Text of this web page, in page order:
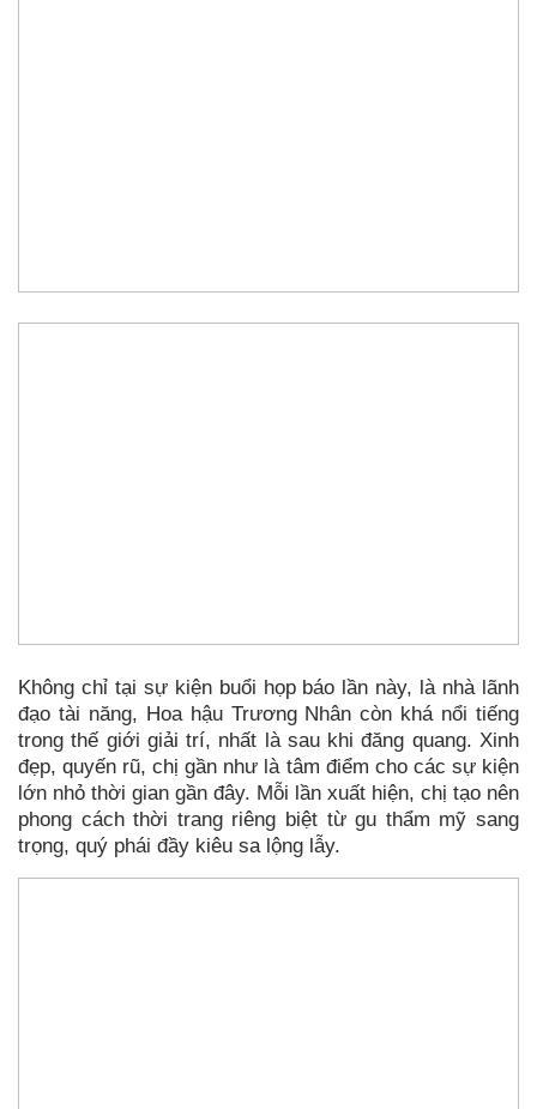
Không chỉ tại sự kiện buổi họp báo lần này, là nhà lãnh
đạo tài năng, Hoa hậu Trương Nhân còn khá nổi tiếng
trong thế giới giải trí, nhất là sau khi đăng quang. Xinh
đẹp, quyến rũ, chị gần như là tâm điểm cho các sự kiện
lớn nhỏ thời gian gần đây. Mỗi lần xuất hiện, chị tạo nên
phong cách thời trang riêng biệt từ gu thẩm mỹ sang
trọng, quý phái đầy kiêu sa lộng lẫy.